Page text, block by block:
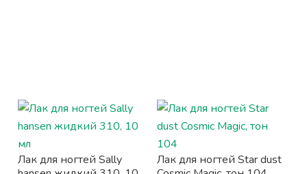
Лак для ногтей Sally
Лак для ногтей Star dust